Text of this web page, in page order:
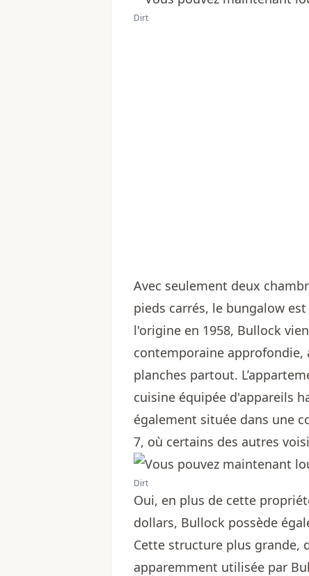
Dirt
Avec seulement deux
pieds carrés, le bungalow
l'origine en 1958, Bullock
contemporaine approfondie,
planches partout.
cuisine équipée d'appareils
également située dans une
7, où certains des autres
Dirt
Oui, en plus de cette
dollars, Bullock possède
Cette structure plus grande,
apparemment utilisée par